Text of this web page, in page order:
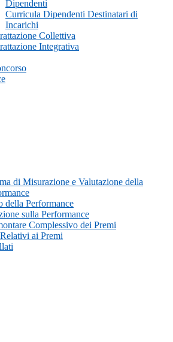
Dipendenti
Curricula Dipendenti Destinatari di
Incarichi
Collettiva
Integrativa
di Misurazione e Valutazione della
della Performance
sulla Performance
Complessivo dei Premi
ai Premi